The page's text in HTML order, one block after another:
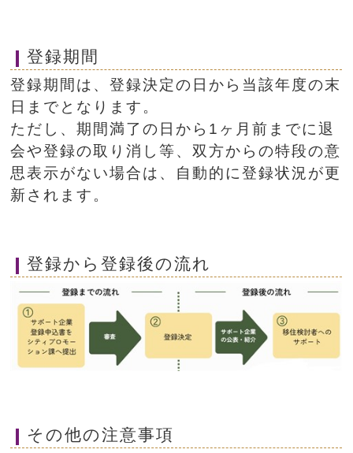
登録期間
登録期間は、登録決定の日から当該年度の末
日までとなります。
ただし、期間満了の日から1ヶ月前までに退
会や登録の取り消し等、双方からの特段の意
思表示がない場合は、自動的に登録状況が更
新されます。
登録から登録後の流れ
その他の注意事項